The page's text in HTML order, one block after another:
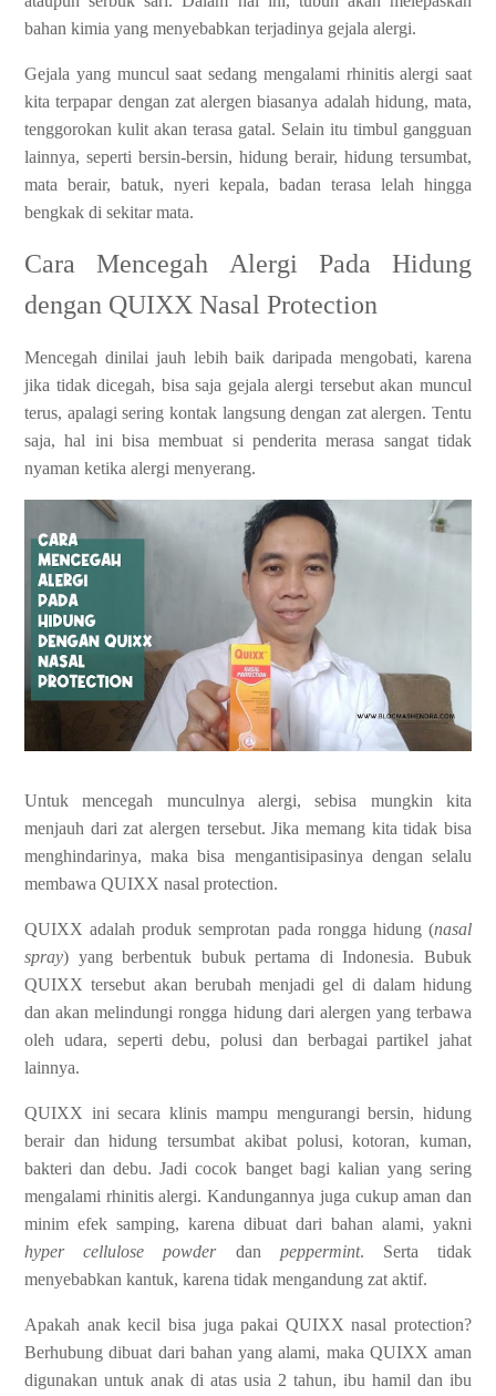
bahan kimia yang menyebabkan terjadinya gejala alergi.
Gejala yang muncul saat sedang mengalami rhinitis alergi saat
kita terpapar dengan zat alergen biasanya adalah hidung, mata,
tenggorokan kulit akan terasa gatal. Selain itu timbul gangguan
lainnya, seperti bersin-bersin, hidung berair, hidung tersumbat,
mata berair, batuk, nyeri kepala, badan terasa lelah hingga
bengkak di sekitar mata.
Cara Mencegah Alergi Pada Hidung
dengan QUIXX Nasal Protection
Mencegah dinilai jauh lebih baik daripada mengobati, karena
jika tidak dicegah, bisa saja gejala alergi tersebut akan muncul
terus, apalagi sering kontak langsung dengan zat alergen. Tentu
saja, hal ini bisa membuat si penderita merasa sangat tidak
nyaman ketika alergi menyerang.
Untuk mencegah munculnya alergi, sebisa mungkin kita
menjauh dari zat alergen tersebut. Jika memang kita tidak bisa
menghindarinya, maka bisa mengantisipasinya dengan selalu
membawa QUIXX nasal protection.
QUIXX adalah produk semprotan pada rongga hidung (nasal
spray) yang berbentuk bubuk pertama di Indonesia. Bubuk
QUIXX tersebut akan berubah menjadi gel di dalam hidung
dan akan melindungi rongga hidung dari alergen yang terbawa
oleh udara, seperti debu, polusi dan berbagai partikel jahat
lainnya.
QUIXX ini secara klinis mampu mengurangi bersin, hidung
berair dan hidung tersumbat akibat polusi, kotoran, kuman,
bakteri dan debu. Jadi cocok banget bagi kalian yang sering
mengalami rhinitis alergi. Kandungannya juga cukup aman dan
minim efek samping, karena dibuat dari bahan alami, yakni
hyper cellulose powderdan peppermint. Serta tidak
menyebabkan kantuk, karena tidak mengandung zat aktif.
Apakah anak kecil bisa juga pakai QUIXX nasal protection?
Berhubung dibuat dari bahan yang alami, maka QUIXX aman
digunakan untuk anak di atas usia 2 tahun, ibu hamil dan ibu